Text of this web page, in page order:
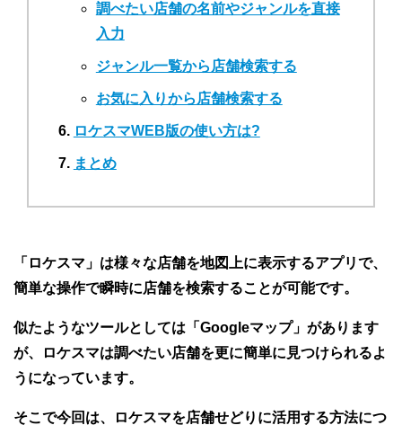
調べたい店舗の名前やジャンルを直接
入力
ジャンル一覧から店舗検索する
お気に入りから店舗検索する
ロケスマWEB版の使い方は?
まとめ
「ロケスマ」は様々な店舗を地図上に表示するアプリで、
簡単な操作で瞬時に店舗を検索することが可能です。
似たようなツールとしては「Googleマップ」があります
が、ロケスマは調べたい店舗を更に簡単に見つけられるよ
うになっています。
そこで今回は、ロケスマを店舗せどりに活用する方法につ